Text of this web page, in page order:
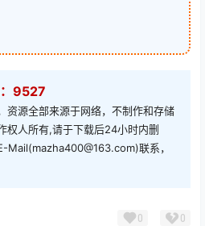
9527
资源全部来源于网络，不制作和存储
权人所有,请于下载后24小时内删
Mail(mazha400@163.com)联系，
0 0